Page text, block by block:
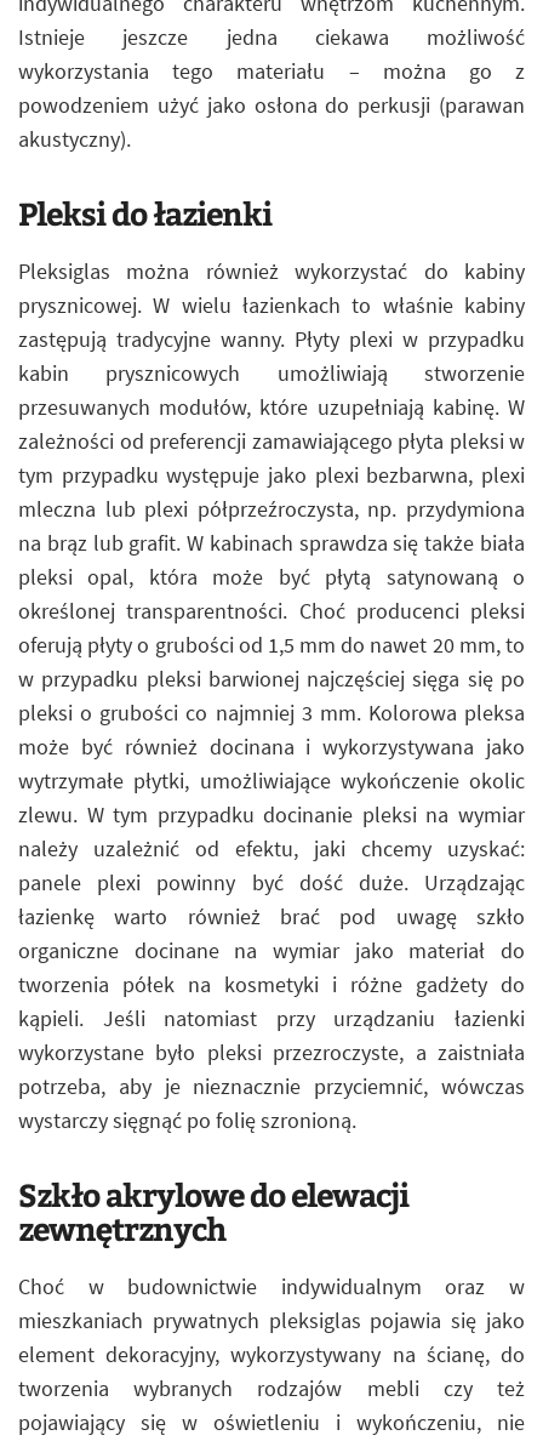
Istnieje jeszcze jedna ciekawa możliwość
wykorzystania tego materiału – można go z
powodzeniem użyć jako osłona do perkusji (parawan
akustyczny).
Pleksi do łazienki
Pleksiglas można również wykorzystać do kabiny
prysznicowej. W wielu łazienkach to właśnie kabiny
zastępują tradycyjne wanny. Płyty plexi w przypadku
kabin prysznicowych umożliwiają stworzenie
przesuwanych modułów, które uzupełniają kabinę. W
zależności od preferencji zamawiającego płyta pleksi w
tym przypadku występuje jako plexi bezbarwna, plexi
mleczna lub plexi półprzeźroczysta, np. przydymiona
na brąz lub grafit. W kabinach sprawdza się także biała
pleksi opal, która może być płytą satynowaną o
określonej transparentności. Choć producenci pleksi
oferują płyty o grubości od 1,5 mm do nawet 20 mm, to
w przypadku pleksi barwionej najczęściej sięga się po
pleksi o grubości co najmniej 3 mm. Kolorowa pleksa
może być również docinana i wykorzystywana jako
wytrzymałe płytki, umożliwiające wykończenie okolic
zlewu. W tym przypadku docinanie pleksi na wymiar
należy uzależnić od efektu, jaki chcemy uzyskać:
panele plexi powinny być dość duże. Urządzając
łazienkę warto również brać pod uwagę szkło
organiczne docinane na wymiar jako materiał do
tworzenia półek na kosmetyki i różne gadżety do
kąpieli. Jeśli natomiast przy urządzaniu łazienki
wykorzystane było pleksi przezroczyste, a zaistniała
potrzeba, aby je nieznacznie przyciemnić, wówczas
wystarczy sięgnąć po folię szronioną.
Szkło akrylowe do elewacji
zewnętrznych
Choć w budownictwie indywidualnym oraz w
mieszkaniach prywatnych pleksiglas pojawia się jako
element dekoracyjny, wykorzystywany na ścianę, do
tworzenia wybranych rodzajów mebli czy też
pojawiający się w oświetleniu i wykończeniu, nie